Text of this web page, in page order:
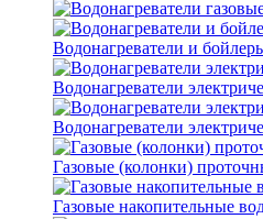
Водонагреватели и
Водонагреватели
Водонагреватели
Газовые (колонки)
Газовые накопительные